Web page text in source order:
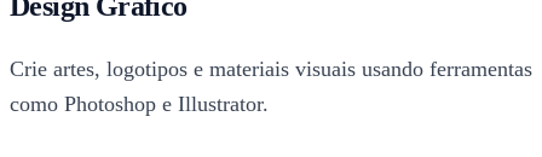
Crie artes, logotipos e materiais visuais usando ferramentas
como Photoshop e Illustrator.